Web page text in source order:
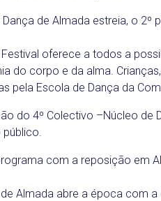
de Almada estreia, o
oferece a todos a
do corpo e da alma.
pela Escola de Dança da
do 4º Colectivo –Núcleo
público.
com a reposição em
Almada abre a época com